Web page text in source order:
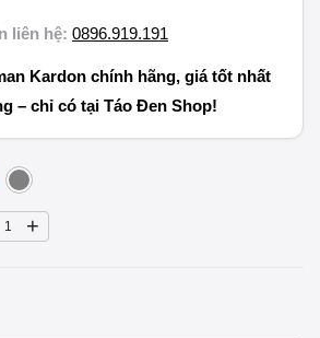
liên hệ: 0896.919.191
Kardon chính hãng, giá tốt nhất
– chỉ có tại Táo Đen Shop!
+